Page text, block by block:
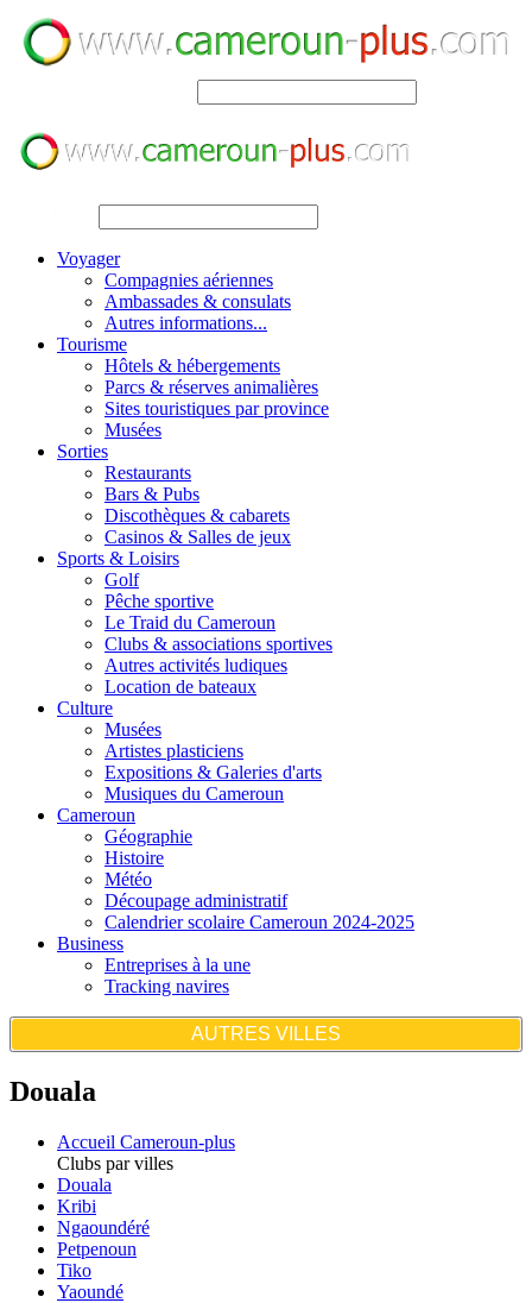
Voyager
Compagnies aériennes
Ambassades & consulats
Autres informations...
Tourisme
Hôtels & hébergements
Parcs & réserves animalières
Sites touristiques par province
Musées
Sorties
Restaurants
Bars & Pubs
Discothèques & cabarets
Casinos & Salles de jeux
Sports & Loisirs
Golf
Pêche sportive
Le Traid du Cameroun
Clubs & associations sportives
Autres activités ludiques
Location de bateaux
Culture
Musées
Artistes plasticiens
Expositions & Galeries d'arts
Musiques du Cameroun
Cameroun
Géographie
Histoire
Météo
Découpage administratif
Calendrier scolaire Cameroun 2024-2025
Business
Entreprises à la une
Tracking navires
AUTRES VILLES
Douala
Accueil Cameroun-plus
Clubs par villes
Douala
Kribi
Ngaoundéré
Petpenoun
Tiko
Yaoundé